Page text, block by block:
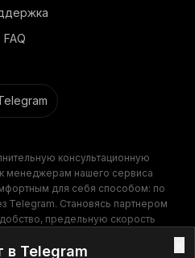
FAQ
консультационную
менеджерам нашего сервиса
для себя способом: по
Telegram. Становясь партнером
предельную скорость
обслуживания на всех этапах
в Telegram